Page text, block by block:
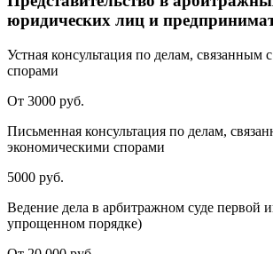
юридических лиц и
Устная консультация по делам, связанным
спорами
От 3000 руб.
Письменная консультация по делам,
экономическими спорами
5000 руб.
Ведение дела в арбитражном суде первой
упрощенном порядке)